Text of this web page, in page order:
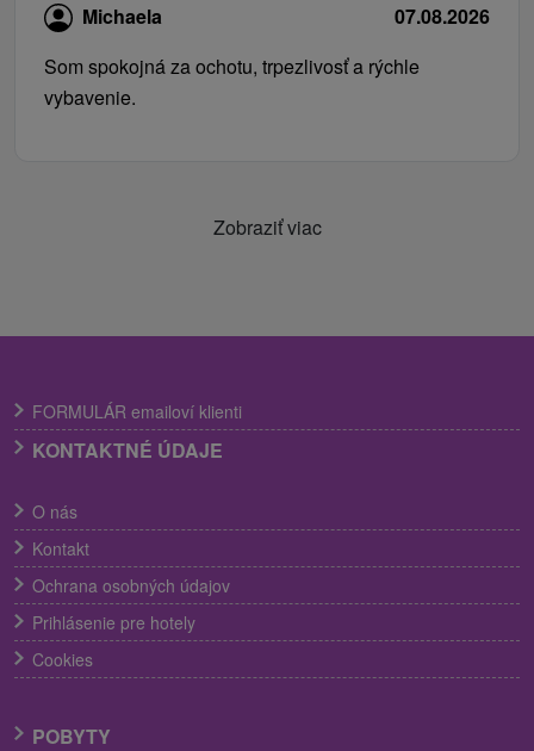
Michaela
07.08.2026
Som spokojná za ochotu, trpezlivosť a rýchle
vybavenie.
Zobraziť viac
FORMULÁR emailoví klienti
KONTAKTNÉ ÚDAJE
O nás
Kontakt
Ochrana osobných údajov
Prihlásenie pre hotely
Cookies
POBYTY